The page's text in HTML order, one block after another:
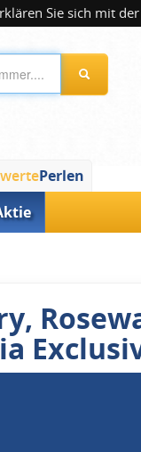
Sie sich mit
Perlen